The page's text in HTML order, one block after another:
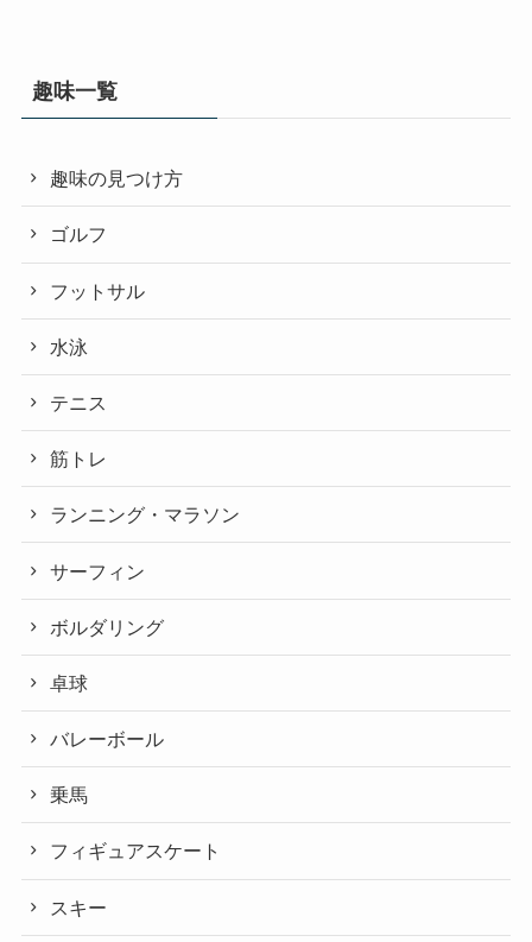
趣味一覧
趣味の見つけ方
ゴルフ
フットサル
水泳
テニス
筋トレ
ランニング・マラソン
サーフィン
ボルダリング
卓球
バレーボール
乗馬
フィギュアスケート
スキー